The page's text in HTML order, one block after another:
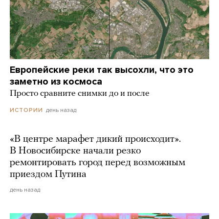
Европейские реки так высохли, что это
заметно из космоса
Просто сравните снимки до и после
ИСТОРИИ день назад
«В центре марафет дикий происходит».
В Новосибирске начали резко
ремонтировать город перед возможным
приездом Путина
день назад